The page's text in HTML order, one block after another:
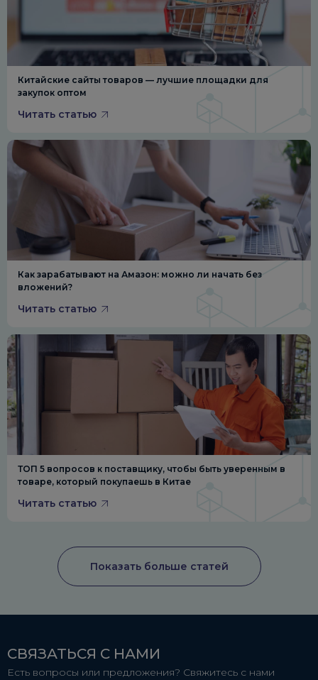
Китайские сайты товаров — лучшие площадки для
закупок оптом
Читать статью
Как зарабатывают на Амазон: можно ли начать без
вложений?
Читать статью
ТОП 5 вопросов к поставщику, чтобы быть уверенным в
товаре, который покупаешь в Китае
Читать статью
Показать больше статей
СВЯЗАТЬСЯ С НАМИ
Есть вопросы или предложения? Свяжитесь с нами